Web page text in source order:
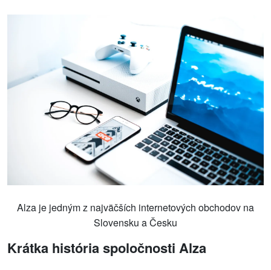
Alza je jedným z najväčších internetových obchodov na
Slovensku a Česku
Krátka história spoločnosti Alza